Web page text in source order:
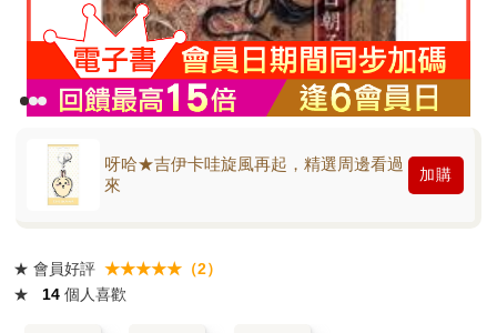
呀哈★吉伊卡哇旋風再起，精選周邊看過
來
加購
★ 會員好評 ★★★★★（2）
★
14 個人喜歡